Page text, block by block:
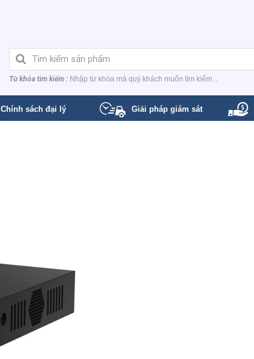
Từ khóa tìm kiếm : Nhập từ khóa mà quý khách muốn tìm kiếm...
Chính sách đại lý Giải pháp giám sát